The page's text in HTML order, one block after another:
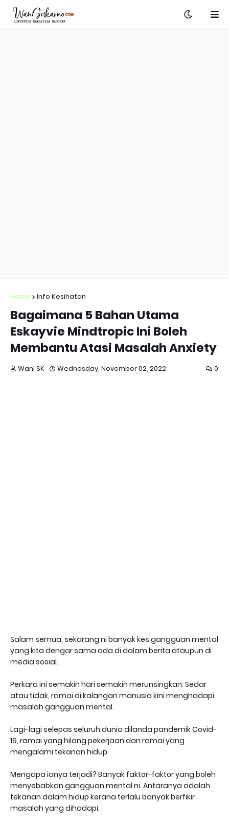
Home Info Kesihatan
Bagaimana 5 Bahan Utama
Eskayvie Mindtropic Ini Boleh
Membantu Atasi Masalah Anxiety
Wani SK Wednesday, November 02, 2022 0
Salam semua, sekarang ni banyak kes gangguan mental
yang kita dengar sama ada di dalam berita ataupun di
media sosial.
Perkara ini semakin hari semakin merunsingkan. Sedar
atau tidak, ramai di kalangan manusia kini menghadapi
masalah gangguan mental.
Lagi-lagi selepas seluruh dunia dilanda pandemik Covid-
19, ramai yang hilang pekerjaan dan ramai yang
mengalami tekanan hidup.
Mengapa ianya terjadi? Banyak faktor-faktor yang boleh
menyebabkan gangguan mental ni. Antaranya adalah
tekanan dalam hidup kerana terlalu banyak berfikir
masalah yang dihadapi.